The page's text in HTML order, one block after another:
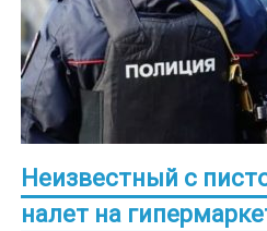
Неизвестный с
налет на